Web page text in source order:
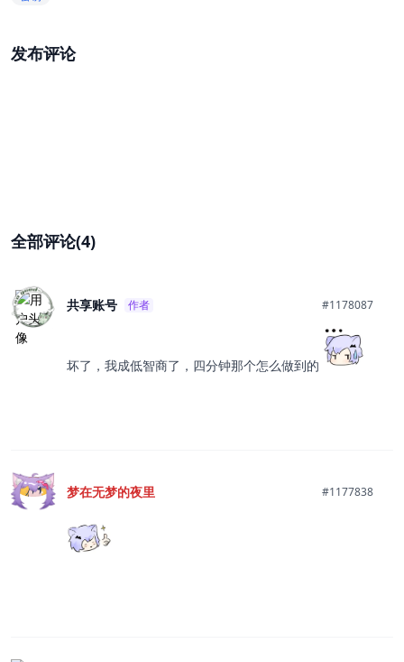
发布评论
全部评论(4)
共享账号 作者 #1178087
坏了，我成低智商了，四分钟那个怎么做到的
梦在无梦的夜里 #1177838